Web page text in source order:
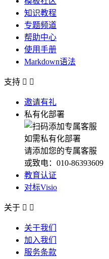
知识教程
专题频道
帮助中心
使用手册
Markdown语法
支持  
邀请有礼
私有化部署
如需私有化部署
请添加您的专属客服
或致电：010-86393609
教育认证
对标Visio
关于  
关于我们
加入我们
服务条款